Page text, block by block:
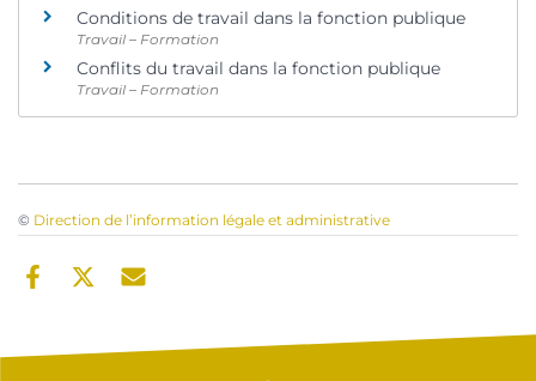
Conditions de travail dans la fonction publique
Travail – Formation
Conflits du travail dans la fonction publique
Travail – Formation
© Direction de l’information légale et administrative